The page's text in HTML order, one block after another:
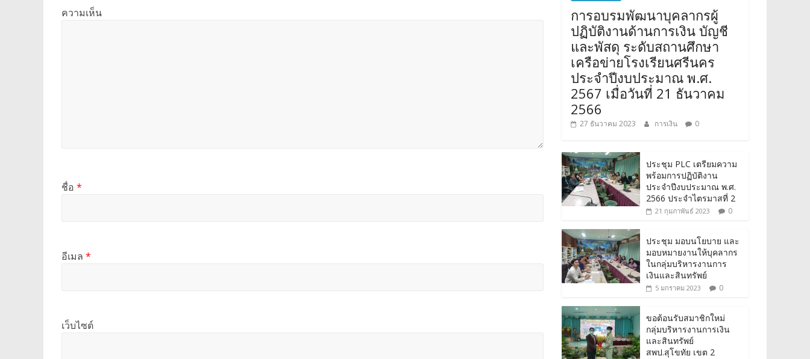
ความเห็น
ชื่อ *
อีเมล *
เว็บไซต์
การอบรมพัฒนาบุคลากรผู้
ปฏิบัติงานด้านการเงิน บัญชี
และพัสดุ ระดับสถานศึกษา
เครือข่ายโรงเรียนศรีนคร
ประจำปีงบประมาณ พ.ศ.
2567 เมื่อวันที่ 21 ธันวาคม
2566
27 ธันวาคม 2023 การเงิน 0
ประชุม PLC เตรียมความ
พร้อมการปฏิบัติงาน
ประจำปีงบประมาณ พ.ศ.
2566 ประจำไตรมาสที่ 2
21 กุมภาพันธ์ 2023 0
ประชุม มอบนโยบาย และ
มอบหมายงานให้บุคลากร
ในกลุ่มบริหารงานการ
เงินและสินทรัพย์
5 มกราคม 2023 0
ขอต้อนรับสมาชิกใหม่
กลุ่มบริหารงานการเงิน
และสินทรัพย์
สพป.สุโขทัย เขต 2